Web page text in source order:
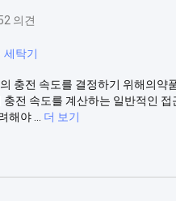
의견
세탁기
충전 속도를 결정하기 위해의약
전 속도를 계산하는 일반적인
야 ...
더 보기